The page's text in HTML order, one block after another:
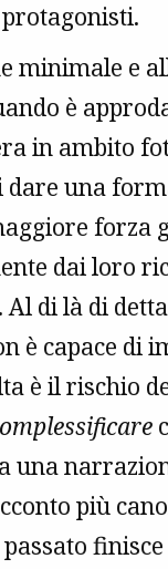
minimale e
è
in ambito
dare una
forza
dai loro
di là di
è capace di
è il rischio
una
più